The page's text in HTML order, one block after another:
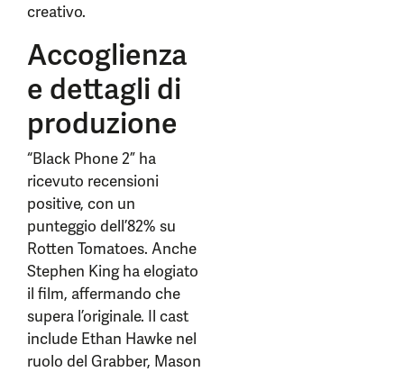
creativo.
Accoglienza
e dettagli di
produzione
“Black Phone 2” ha
ricevuto recensioni
positive, con un
punteggio dell’82% su
Rotten Tomatoes. Anche
Stephen King ha elogiato
il film, affermando che
supera l’originale. Il cast
include Ethan Hawke nel
ruolo del Grabber, Mason